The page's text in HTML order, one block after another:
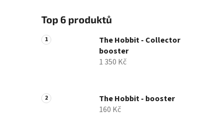
o
s
t
n
Top 6 produktů
The Hobbit - Collector
booster
1 350 Kč
The Hobbit - booster
160 Kč